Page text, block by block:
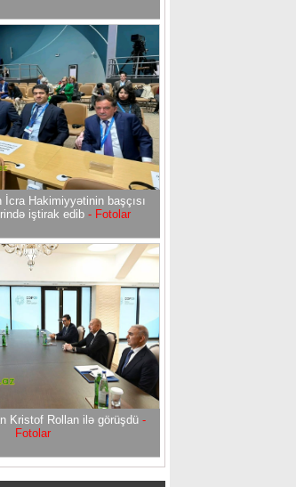
İcra Hakimiyyətinin başçısı
iştirak edib - Fotolar
Kristof Rollan ilə görüşdü -
Fotolar